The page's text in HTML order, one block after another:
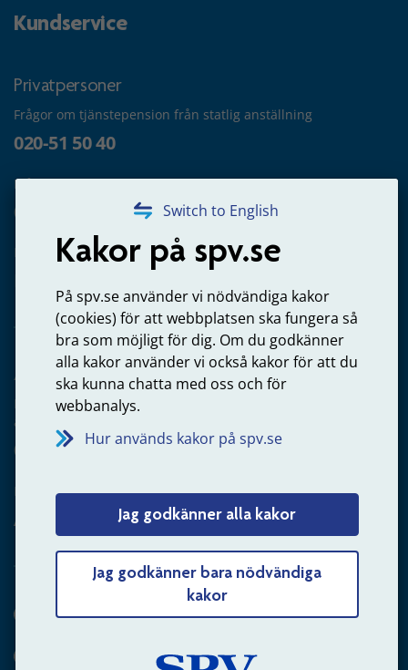
Switch to English
Kakor på spv.se
På spv.se använder vi nödvändiga kakor
(cookies) för att webbplatsen ska fungera så
bra som möjligt för dig. Om du godkänner
alla kakor använder vi också kakor för att du
ska kunna chatta med oss och för
webbanalys.
Hur används kakor på spv.se
Jag godkänner alla kakor
Jag godkänner bara nödvändiga
kakor
Kundservice
Privatpersoner
Frågor om tjänstepension från statlig anställning
020-51 50 40
Frågor om utbetalning
020-65 00 65
Kontakta oss
Arbetsgivare
Frågor om administration av tjänstepension från statlig
anställning
060-18 75 03
Kontakta oss
Arbetsgivare – skicka mejl till oss
Hitta svaret på din fråga
Andra sätt att kontakta oss